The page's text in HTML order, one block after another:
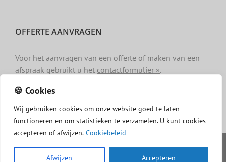
🍪 Cookies
Wij gebruiken cookies om onze website goed te laten
functioneren en om statistieken te verzamelen. U kunt cookies
accepteren of afwijzen. Cookiebeleid
Afwijzen Accepteren
OFFERTE AANVRAGEN
Voor het aanvragen van een offerte of maken van een
afspraak gebruikt u het contactformulier ».
Copyright -Dakgotenschoonmaken.com|Privacy|Algemene
voorwaarden
Disclaimer